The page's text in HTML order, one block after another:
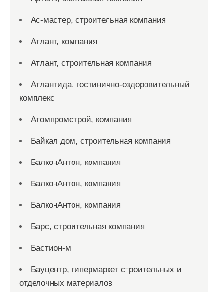
Ас-мастер, строительная компания
Атлант, компания
Атлант, строительная компания
Атлантида, гостинично-оздоровительный
комплекс
Атомпромстрой, компания
Байкал дом, строительная компания
БалконАнтон, компания
БалконАнтон, компания
БалконАнтон, компания
Барс, строительная компания
Бастион-м
Бауцентр, гипермаркет строительных и
отделочных материалов